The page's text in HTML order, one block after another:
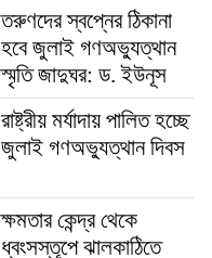
তরুণদের স্বপ্নের ঠিকানা
হবে জুলাই গণঅভ্যুত্থান
স্মৃতি জাদুঘর: ড. ইউনূস
রাষ্ট্রীয় মর্যাদায় পালিত হচ্ছে
জুলাই গণঅভ্যুত্থান দিবস
ক্ষমতার কেন্দ্র থেকে
ধ্বংসস্তূপে ঝালকাঠিতে